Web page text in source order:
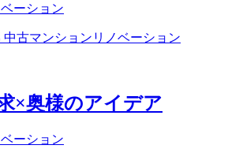
ーション
×奥様のアイデア
ーション